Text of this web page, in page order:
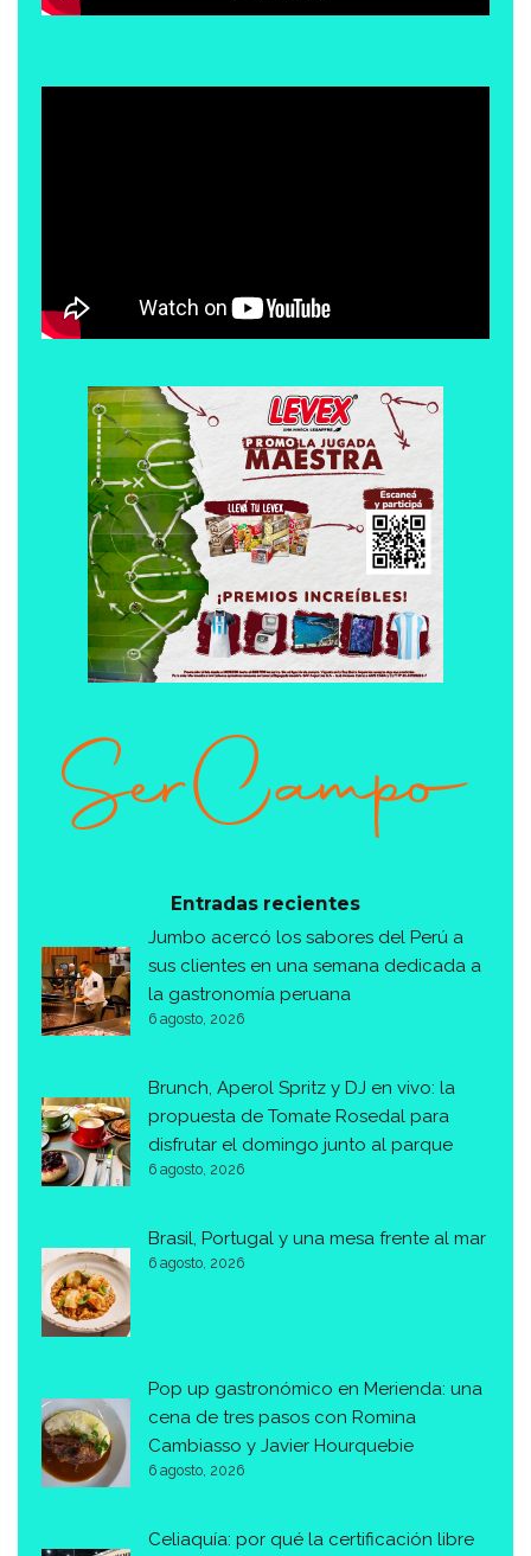
Entradas recientes
Jumbo acercó los sabores del Perú a
sus clientes en una semana dedicada a
la gastronomía peruana
6 agosto, 2026
Brunch, Aperol Spritz y DJ en vivo: la
propuesta de Tomate Rosedal para
disfrutar el domingo junto al parque
6 agosto, 2026
Brasil, Portugal y una mesa frente al mar
6 agosto, 2026
Pop up gastronómico en Merienda: una
cena de tres pasos con Romina
Cambiasso y Javier Hourquebie
6 agosto, 2026
Celiaquía: por qué la certificación libre